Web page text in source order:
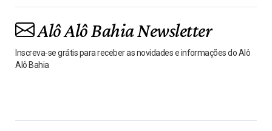
Alô Alô Bahia Newsletter
Inscreva-se grátis para receber as novidades e informações do Alô
Alô Bahia